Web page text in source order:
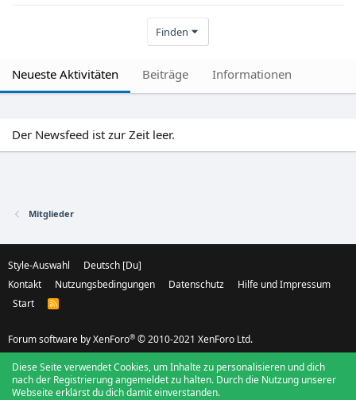
Finden
Neueste Aktivitäten Beiträge Informationen
Der Newsfeed ist zur Zeit leer.
Mitglieder
Style-Auswahl
Deutsch [Du]
Kontakt
Nutzungsbedingungen Datenschutz
Hilfe und Impressum
Start
R
S
Forum software by XenForo® © 2010-2021 XenForo Ltd.
Diese Seite verwendet Cookies, um Inhalte zu personalisieren und dich
nach der Registrierung angemeldet zu halten. Durch die Nutzung unserer
Webseite erklärst du dich damit einverstanden.